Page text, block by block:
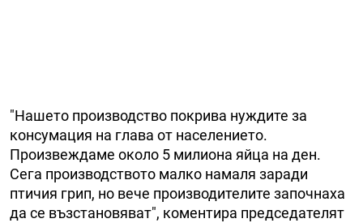
"Нашето производство покрива нуждите за
консумация на глава от населението.
Произвеждаме около 5 милиона яйца на ден.
Сега производството малко намаля заради
птичия грип, но вече производителите започнаха
да се възстановяват", коментира председателят